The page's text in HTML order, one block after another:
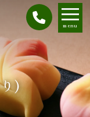
menu
)